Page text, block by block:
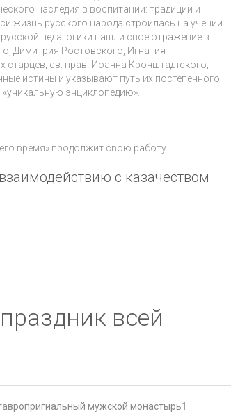
наследия в воспитании: традиции и
жизнь русского народа строилась на учении
педагогики нашли свое отражение в
Димитрия Ростовского, Игнатия
св. прав. Иоанна Кронштадтского,
истины и указывают путь их постепенного
энциклопедию».
время» продолжит свою работу.
с казачеством
всей
мужской монастырь1